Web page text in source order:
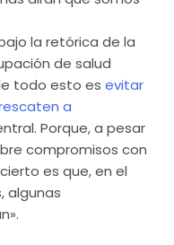
la retórica de la
de salud
todo esto es evitar
a
Porque, a pesar
compromisos con
es que, en el
algunas